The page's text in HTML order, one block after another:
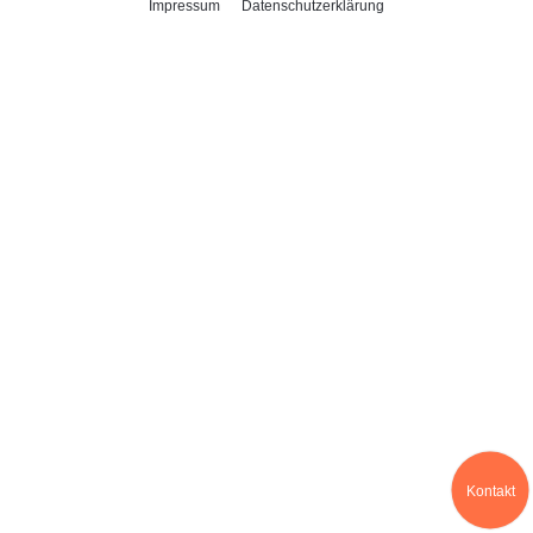
Kontakt
Impressum Datenschutzerklärung